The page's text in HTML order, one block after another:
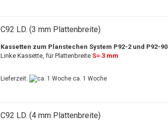
C92 LD. (3 mm Plattenbreite)
Kassetten zum Planstechen System P92-2 und P92-90
Linke Kassette, für PlattenbreiteS= 3 mm
Lieferzeit: ca. 1 Woche
C92 LD. (4 mm Plattenbreite)